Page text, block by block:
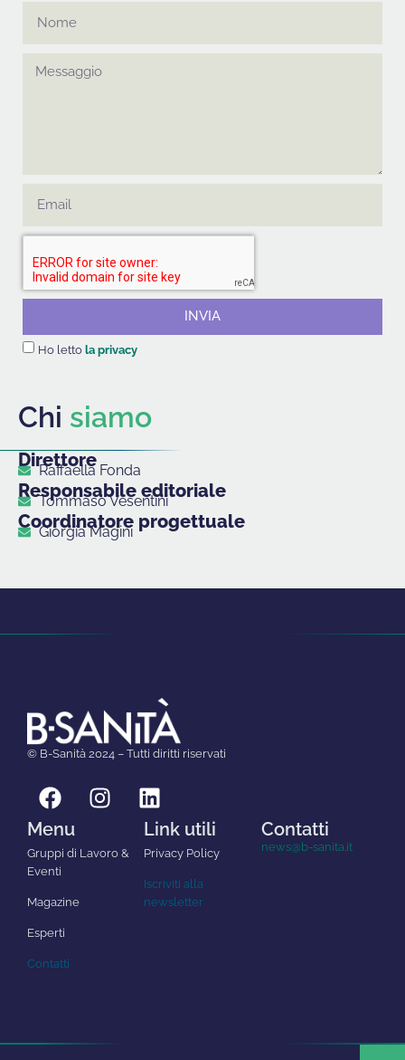
Ho letto la privacy
INVIA
Chi siamo
Direttore
Raffaella Fonda
Responsabile editoriale
Tommaso Vesentini
Coordinatore progettuale
Giorgia Magini
© B-Sanità 2024 – Tutti diritti riservati
Menu
Gruppi di Lavoro &
Eventi
Magazine
Esperti
Contatti
Link utili
Privacy Policy
Iscriviti alla
newsletter
Contatti
news@b-sanita.it